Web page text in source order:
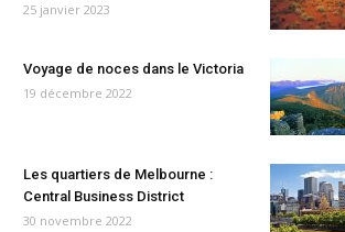
25 janvier 2023
Voyage de noces dans le Victoria
19 décembre 2022
Les quartiers de Melbourne :
Central Business District
30 novembre 2022